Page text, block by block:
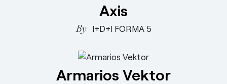
Axis
I+D+I FORMA 5
Armarios Vektor